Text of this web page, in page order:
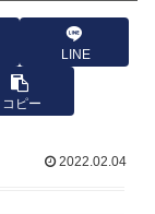
LINE
コピー
2022.02.04